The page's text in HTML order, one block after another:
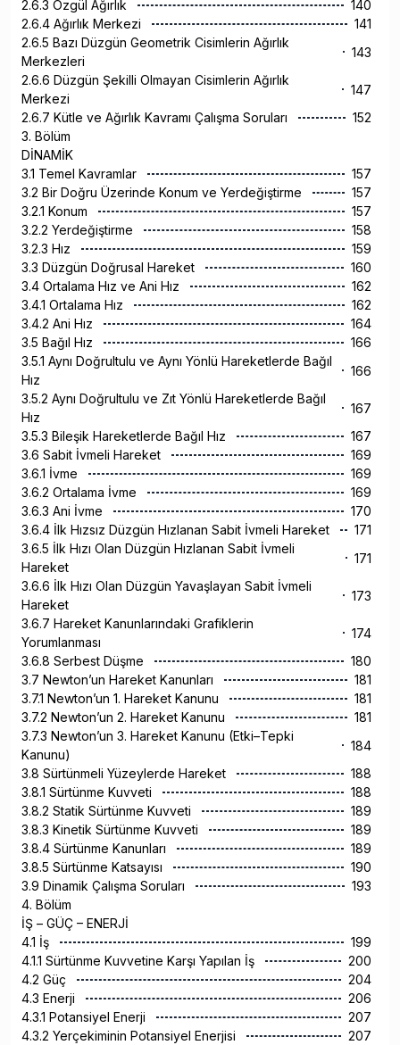
2.6.3 Özgül Ağırlık
140
2.6.4 Ağırlık Merkezi
141
2.6.5 Bazı Düzgün Geometrik Cisimlerin Ağırlık
Merkezleri
143
2.6.6 Düzgün Şekilli Olmayan Cisimlerin Ağırlık
Merkezi
147
2.6.7 Kütle ve Ağırlık Kavramı Çalışma Soruları
152
3. Bölüm
DİNAMİK
3.1 Temel Kavramlar
157
3.2 Bir Doğru Üzerinde Konum ve Yerdeğiştirme
157
3.2.1 Konum
157
3.2.2 Yerdeğiştirme
158
3.2.3 Hız
159
3.3 Düzgün Doğrusal Hareket
160
3.4 Ortalama Hız ve Ani Hız
162
3.4.1 Ortalama Hız
162
3.4.2 Ani Hız
164
3.5 Bağıl Hız
166
3.5.1 Aynı Doğrultulu ve Aynı Yönlü Hareketlerde Bağıl
Hız
166
3.5.2 Aynı Doğrultulu ve Zıt Yönlü Hareketlerde Bağıl
Hız
167
3.5.3 Bileşik Hareketlerde Bağıl Hız
167
3.6 Sabit İvmeli Hareket
169
3.6.1 İvme
169
3.6.2 Ortalama İvme
169
3.6.3 Ani İvme
170
3.6.4 İlk Hızsız Düzgün Hızlanan Sabit İvmeli Hareket
171
3.6.5 İlk Hızı Olan Düzgün Hızlanan Sabit İvmeli
Hareket
171
3.6.6 İlk Hızı Olan Düzgün Yavaşlayan Sabit İvmeli
Hareket
173
3.6.7 Hareket Kanunlarındaki Grafiklerin
Yorumlanması
174
3.6.8 Serbest Düşme
180
3.7 Newton’un Hareket Kanunları
181
3.7.1 Newton’un 1. Hareket Kanunu
181
3.7.2 Newton’un 2. Hareket Kanunu
181
3.7.3 Newton’un 3. Hareket Kanunu (Etki–Tepki
Kanunu)
184
3.8 Sürtünmeli Yüzeylerde Hareket
188
3.8.1 Sürtünme Kuvveti
188
3.8.2 Statik Sürtünme Kuvveti
189
3.8.3 Kinetik Sürtünme Kuvveti
189
3.8.4 Sürtünme Kanunları
189
3.8.5 Sürtünme Katsayısı
190
3.9 Dinamik Çalışma Soruları
193
4. Bölüm
İŞ – GÜÇ – ENERJİ
4.1 İş
199
4.1.1 Sürtünme Kuvvetine Karşı Yapılan İş
200
4.2 Güç
204
4.3 Enerji
206
4.3.1 Potansiyel Enerji
207
4.3.2 Yerçekiminin Potansiyel Enerjisi
207